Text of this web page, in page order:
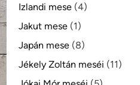
Izlandi mese (4)
Jakut mese (1)
Japán mese (8)
Jékely Zoltán meséi (11)